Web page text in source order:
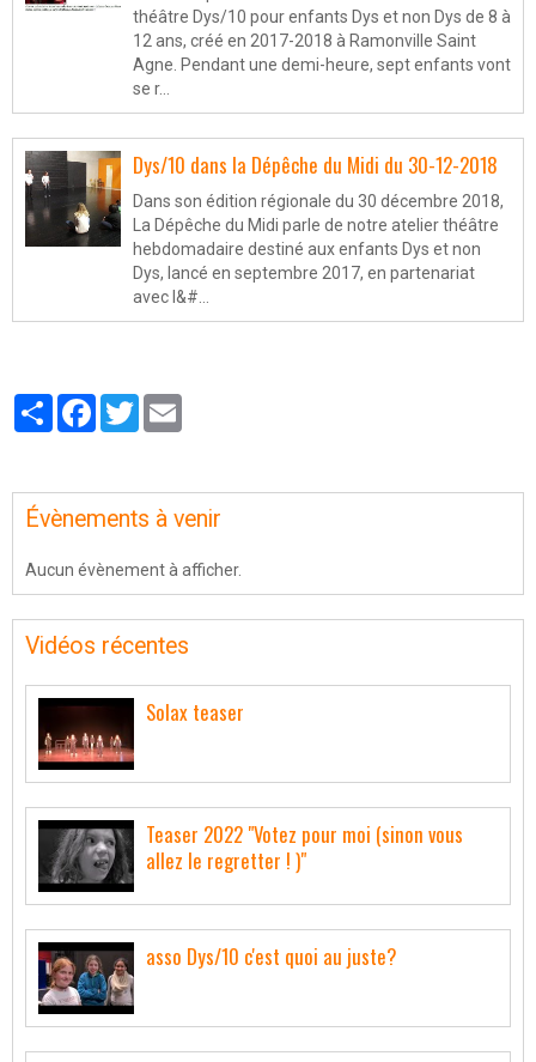
théâtre Dys/10 pour enfants Dys et non Dys de 8 à
12 ans, créé en 2017-2018 à Ramonville Saint
Agne. Pendant une demi-heure, sept enfants vont
se r…
Dys/10 dans la Dépêche du Midi du 30-12-2018
Dans son édition régionale du 30 décembre 2018,
La Dépêche du Midi parle de notre atelier théâtre
hebdomadaire destiné aux enfants Dys et non
Dys, lancé en septembre 2017, en partenariat
avec l&#…
PartagerFacebook
Twitter
Évènements à venir
Aucun évènement à afficher.
Vidéos récentes
Solax teaser
Teaser 2022 "Votez pour moi (sinon vous
allez le regretter ! )"
asso Dys/10 c'est quoi au juste?